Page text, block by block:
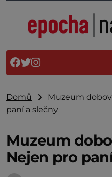
Domů
Muzeum
paní a slečny
Muzeum
Nejen pro